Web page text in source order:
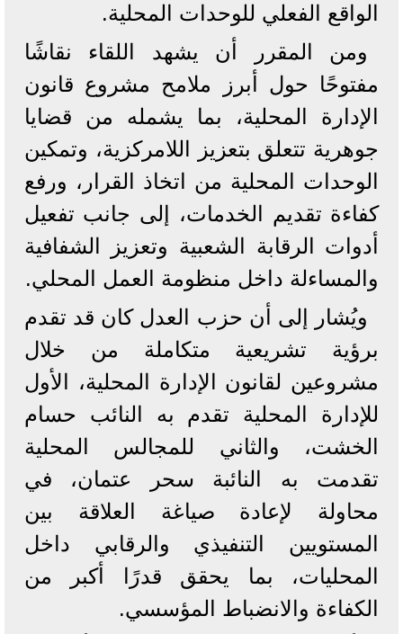
الواقع الفعلي للوحدات المحلية.
ومن المقرر أن يشهد اللقاء نقاشًا
مفتوحًا حول أبرز ملامح مشروع قانون
الإدارة المحلية، بما يشمله من قضايا
جوهرية تتعلق بتعزيز اللامركزية، وتمكين
الوحدات المحلية من اتخاذ القرار، ورفع
كفاءة تقديم الخدمات، إلى جانب تفعيل
أدوات الرقابة الشعبية وتعزيز الشفافية
والمساءلة داخل منظومة العمل المحلي.
ويُشار إلى أن حزب العدل كان قد تقدم
برؤية تشريعية متكاملة من خلال
مشروعين لقانون الإدارة المحلية، الأول
للإدارة المحلية تقدم به النائب حسام
الخشت، والثاني للمجالس المحلية
تقدمت به النائبة سحر عتمان، في
محاولة لإعادة صياغة العلاقة بين
المستويين التنفيذي والرقابي داخل
المحليات، بما يحقق قدرًا أكبر من
الكفاءة والانضباط المؤسسي.